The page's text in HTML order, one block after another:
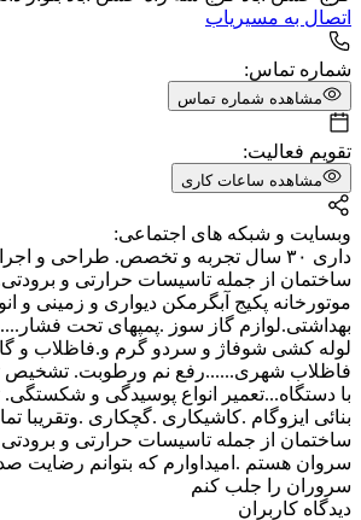
اتصال به مسیریاب
شماره تماس:
مشاهده شماره تماس
تقویم فعالیت:
مشاهده ساعات کاری
وبسایت و شبکه های اجتماعی:
داری ۳۰ سال تجربه و تخصص. طراحی و
ساختمان از جمله تاسیسات حرارتی و
موتورخانه پکیج آبگرمکن دیواری و زمینی و
بهداشتی.لوازم گاز سوز .پمپهای تحت
لوله کشی شوفاژ و سردو گرم و.فاظلاب و
فاظلاب شهری......رفع نم ورطوبت. تشخیص
با دستگاه...تعمیر انواع پوسیدگی و
بنائی ایزوگام .کاشیکاری .گچکاری .وتقریبا
ساختمان از جمله تاسیسات حرارتی و
سروان هستم .امیداوارم که بتوانم رضایت
سروران را جلب کنم
دیدگاه کاربران